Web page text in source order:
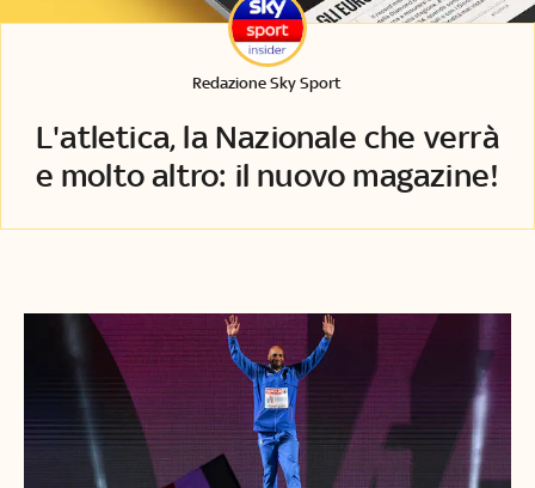
L'atletica, la Nazionale che verrà
e molto altro: il nuovo magazine!
Redazione Sky Sport